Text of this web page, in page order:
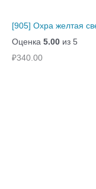
[905] Охра желтая
Оценка 5.00 из 5
₽340.00